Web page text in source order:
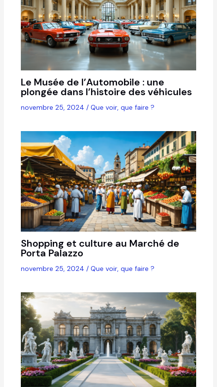
Le Musée de l’Automobile : une
plongée dans l’histoire des véhicules
novembre 25, 2024 / Que voir, que faire ?
Shopping et culture au Marché de
Porta Palazzo
novembre 25, 2024 / Que voir, que faire ?